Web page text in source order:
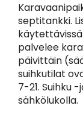
septitankki.
palvelee
päivittäin
suihkutilat
7-21. Suihku
sähkölukolla.